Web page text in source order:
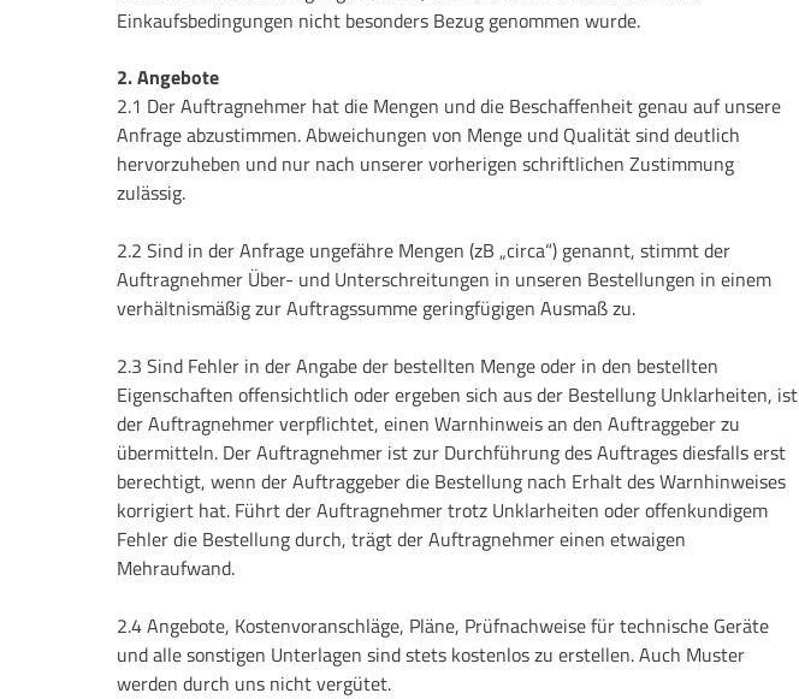
Einkaufsbedingungen nicht besonders Bezug genommen wurde.
2. Angebote
2.1 Der Auftragnehmer hat die Mengen und die Beschaffenheit genau auf unsere
Anfrage abzustimmen. Abweichungen von Menge und Qualität sind deutlich
hervorzuheben und nur nach unserer vorherigen schriftlichen Zustimmung
zulässig.
2.2 Sind in der Anfrage ungefähre Mengen (zB „circa“) genannt, stimmt der
Auftragnehmer Über- und Unterschreitungen in unseren Bestellungen in einem
verhältnismäßig zur Auftragssumme geringfügigen Ausmaß zu.
2.3 Sind Fehler in der Angabe der bestellten Menge oder in den bestellten
Eigenschaften offensichtlich oder ergeben sich aus der Bestellung Unklarheiten, ist
der Auftragnehmer verpflichtet, einen Warnhinweis an den Auftraggeber zu
übermitteln. Der Auftragnehmer ist zur Durchführung des Auftrages diesfalls erst
berechtigt, wenn der Auftraggeber die Bestellung nach Erhalt des Warnhinweises
korrigiert hat. Führt der Auftragnehmer trotz Unklarheiten oder offenkundigem
Fehler die Bestellung durch, trägt der Auftragnehmer einen etwaigen
Mehraufwand.
2.4 Angebote, Kostenvoranschläge, Pläne, Prüfnachweise für technische Geräte
und alle sonstigen Unterlagen sind stets kostenlos zu erstellen. Auch Muster
werden durch uns nicht vergütet.